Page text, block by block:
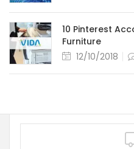
10 Pinterest
Furniture
12/10/2018